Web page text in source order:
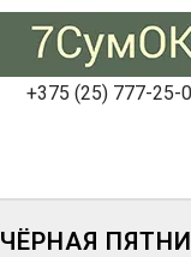
+375 (25) 777-25-
ЧЁРНАЯ